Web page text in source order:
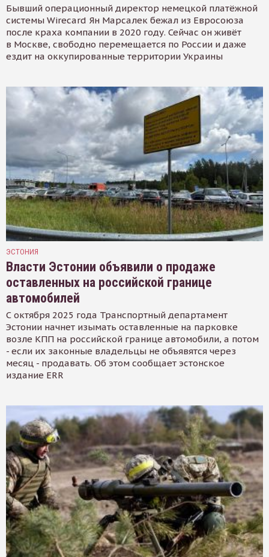
Бывший операционный директор немецкой платёжной
системы Wirecard Ян Марсалек бежал из Евросоюза
после краха компании в 2020 году. Сейчас он живёт
в Москве, свободно перемещается по России и даже
ездит на оккупированные территории Украины
ЭСТОНИЯ
Власти Эстонии объявили о продаже
оставленных на российской границе
автомобилей
С октября 2025 года Транспортный департамент
Эстонии начнет изымать оставленные на парковке
возле КПП на российской границе автомобили, а потом
- если их законные владельцы не объявятся через
месяц - продавать. Об этом сообщает эстонское
издание ERR